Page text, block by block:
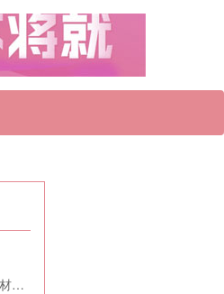
肉毒杆菌素是一种常用的瘦脸针材料吗